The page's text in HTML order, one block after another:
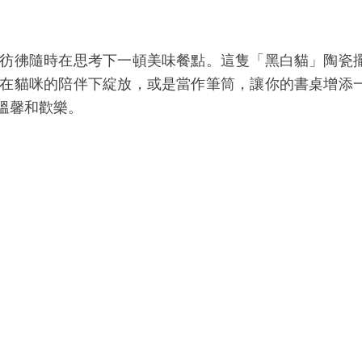
彿隨時在思考下一頓美味餐點。這隻「黑白貓」陶瓷
貓咪的陪伴下綻放，或是當作筆筒，讓你的書桌增添
和歡樂。